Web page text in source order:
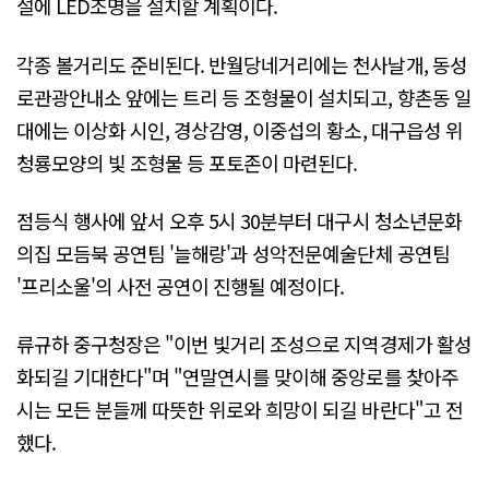
설에 LED조명을 설치할 계획이다.
각종 볼거리도 준비된다. 반월당네거리에는 천사날개, 동성
로관광안내소 앞에는 트리 등 조형물이 설치되고, 향촌동 일
대에는 이상화 시인, 경상감영, 이중섭의 황소, 대구읍성 위
청룡모양의 빛 조형물 등 포토존이 마련된다.
점등식 행사에 앞서 오후 5시 30분부터 대구시 청소년문화
의집 모듬북 공연팀 '늘해랑'과 성악전문예술단체 공연팀
'프리소울'의 사전 공연이 진행될 예정이다.
류규하 중구청장은 "이번 빛거리 조성으로 지역경제가 활성
화되길 기대한다"며 "연말연시를 맞이해 중앙로를 찾아주
시는 모든 분들께 따뜻한 위로와 희망이 되길 바란다"고 전
했다.